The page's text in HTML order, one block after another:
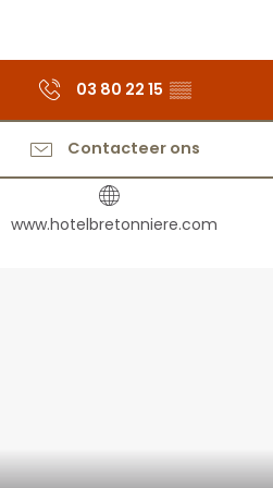
03 80 22 15 ▒▒
Contacteer ons
www.hotelbretonniere.com